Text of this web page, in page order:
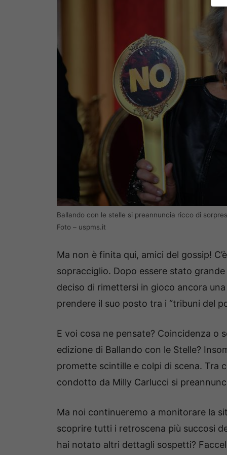
Ballando con le stelle si preannuncia ricco di
Foto – uspms.it
Ma non è finita qui, amici del gossip!
sopracciglio. Dopo essere stato
deciso di rimettersi in gioco ancora
prendere il suo posto tra i “tribuni del
E voi cosa ne pensate? Coincidenza o
edizione di Ballando con le Stelle?
promette scintille e colpi di scena. Tra
condotto da Milly Carlucci si
Ma noi continueremo a monitorare la
scoprire tutti i retroscena più succosi
hai notato altri dettagli sospetti?